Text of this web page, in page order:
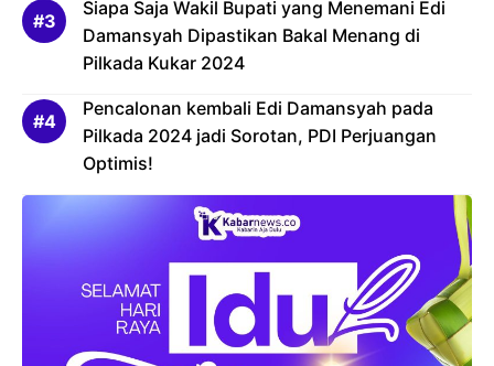
Siapa Saja Wakil Bupati yang Menemani Edi
Damansyah Dipastikan Bakal Menang di
Pilkada Kukar 2024
Pencalonan kembali Edi Damansyah pada
Pilkada 2024 jadi Sorotan, PDI Perjuangan
Optimis!